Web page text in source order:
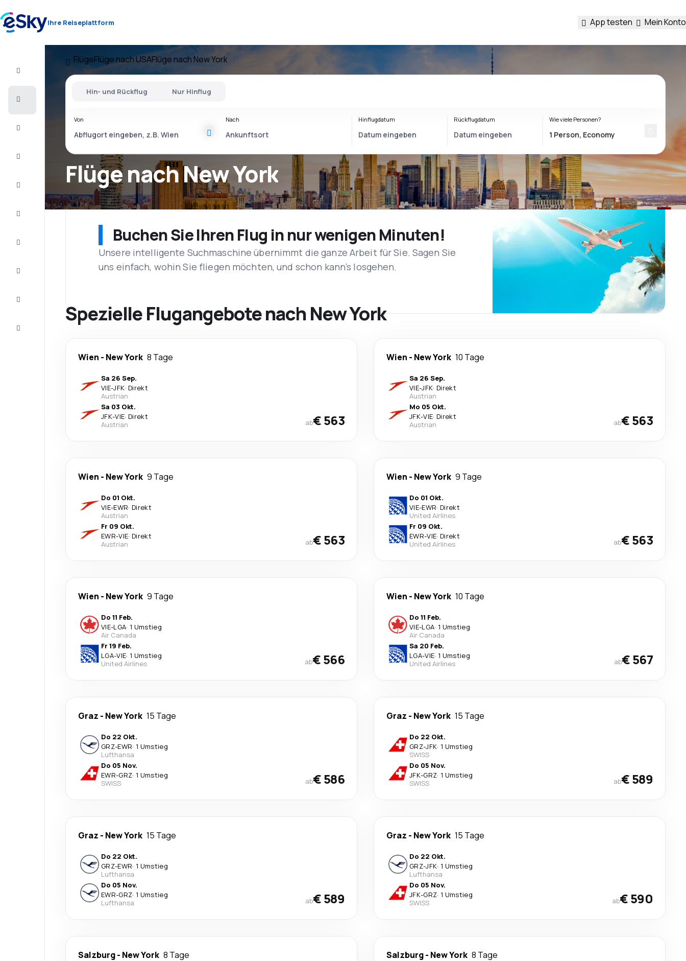
Ihre Reiseplattform App testen Mein Konto
FlügeFlüge nach USAFlüge nach New York
Flüge nach New York
Hin- und Rückflug Nur Hinflug
Von Nach Hinflugdatum Rückflugdatum Wie viele Personen?
Buchen Sie Ihren Flug in nur wenigen Minuten!
Unsere intelligente Suchmaschine übernimmt die ganze Arbeit für Sie. Sagen Sie
uns einfach, wohin Sie fliegen möchten, und schon kann’s losgehen.
Spezielle Flugangebote nach New York
Wien - New York 8 Tage
Sa 26 Sep.
VIE-JFK· Direkt
Austrian
Sa 03 Okt.
JFK-VIE· Direkt
Austrian
ab€ 563
Wien - New York 10 Tage
Sa 26 Sep.
VIE-JFK· Direkt
Austrian
Mo 05 Okt.
JFK-VIE· Direkt
Austrian
ab€ 563
Wien - New York 9 Tage
Do 01 Okt.
VIE-EWR· Direkt
Austrian
Fr 09 Okt.
EWR-VIE· Direkt
Austrian
ab€ 563
Wien - New York 9 Tage
Do 01 Okt.
VIE-EWR· Direkt
United Airlines
Fr 09 Okt.
EWR-VIE· Direkt
United Airlines
ab€ 563
Wien - New York 9 Tage
Do 11 Feb.
VIE-LGA· 1 Umstieg
Air Canada
Fr 19 Feb.
LGA-VIE· 1 Umstieg
United Airlines
ab€ 566
Wien - New York 10 Tage
Do 11 Feb.
VIE-LGA· 1 Umstieg
Air Canada
Sa 20 Feb.
LGA-VIE· 1 Umstieg
United Airlines
ab€ 567
Graz - New York 15 Tage
Do 22 Okt.
GRZ-EWR· 1 Umstieg
Lufthansa
Do 05 Nov.
EWR-GRZ· 1 Umstieg
SWISS
ab€ 586
Graz - New York 15 Tage
Do 22 Okt.
GRZ-JFK· 1 Umstieg
SWISS
Do 05 Nov.
JFK-GRZ· 1 Umstieg
SWISS
ab€ 589
Graz - New York 15 Tage
Do 22 Okt.
GRZ-EWR· 1 Umstieg
Lufthansa
Do 05 Nov.
EWR-GRZ· 1 Umstieg
Lufthansa
ab€ 589
Graz - New York 15 Tage
Do 22 Okt.
GRZ-JFK· 1 Umstieg
Lufthansa
Do 05 Nov.
JFK-GRZ· 1 Umstieg
SWISS
ab€ 590
Salzburg- New York 8 Tage Salzburg- New York 8 Tage